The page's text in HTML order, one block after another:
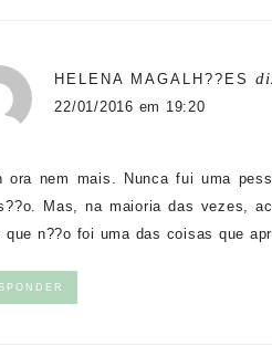
HELENA MAGALH??ES
22/01/2016 em 19:20
ora nem mais. Nunca fui uma
Mas, na maioria das vezes,
que n??o foi uma das coisas que